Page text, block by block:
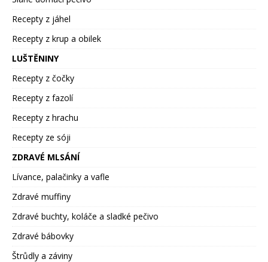
Recepty z jáhel
Recepty z krup a obilek
LUŠTĚNINY
Recepty z čočky
Recepty z fazolí
Recepty z hrachu
Recepty ze sóji
ZDRAVÉ MLSÁNÍ
Lívance, palačinky a vafle
Zdravé muffiny
Zdravé buchty, koláče a sladké pečivo
Zdravé bábovky
Štrůdly a záviny